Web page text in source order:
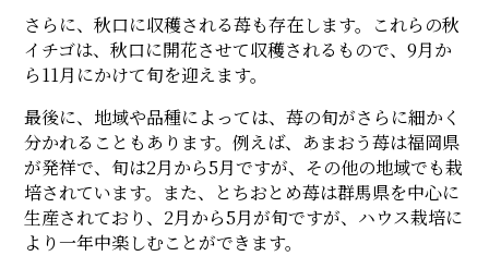
さらに、秋口に収穫される苺も存在します。これらの秋
イチゴは、秋口に開花させて収穫されるもので、9月か
ら11月にかけて旬を迎えます。
最後に、地域や品種によっては、苺の旬がさらに細かく
分かれることもあります。例えば、あまおう苺は福岡県
が発祥で、旬は2月から5月ですが、その他の地域でも栽
培されています。また、とちおとめ苺は群馬県を中心に
生産されており、2月から5月が旬ですが、ハウス栽培に
より一年中楽しむことができます。